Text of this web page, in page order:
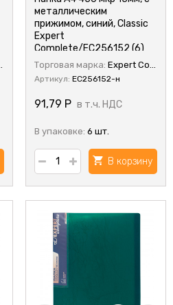
металлическим
прижимом, синий, Classic
Expert
Complete/EC256152 (6)
Торговая марка: Expert Complete
Артикул: EC256152-н
91,79 Р в т.ч. НДС
В упаковке: 6 шт.
В корзину